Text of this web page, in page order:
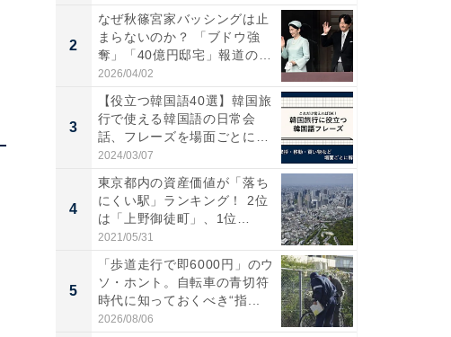
2
なぜ秋篠宮家バッシングは止
まらないのか？ 「ブドウ強
奪」「40億円邸宅」報道の
呆...
2026/04/02
3
【役立つ韓国語40選】韓国旅
行で使える韓国語の日常会
話、フレーズを場面ごとに解
説...
2024/03/07
4
東京都内の資産価値が「落ち
にくい駅」ランキング！ 2位
は「上野御徒町」、1位
は？...
2021/05/31
5
「歩道走行で即6000円」のウ
ソ・ホント。自転車の青切符
時代に知っておくべき“指...
2026/08/06